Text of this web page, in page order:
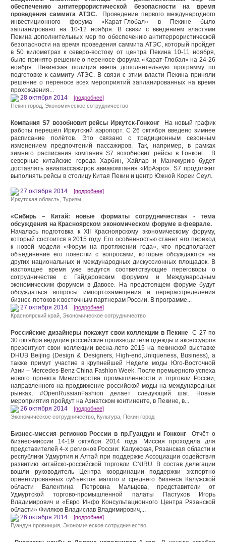
обеспечению антитеррористической безопасности на время
проведения саммита АТЭС.Проведение первого международного
инвестиционного форума «Карат-Глобал» в Пекине было
запланировано на 10-12 ноября. В связи с введением властями
Пекина дополнительных мер по обеспечению антитеррористической
безопасности на время проведения саммита АТЭС, который пройдет
в 50 километрах к северо-востоку от центра Пекина 10-11 ноября,
было принято решение о переносе форума «Карат-Глобал» на 24-26
ноября. Пекинская полиция ввела дополнительную программу по
подготовке к саммиту АТЭС. В связи с этим власти Пекина приняли
решение о переносе всех мероприятий запланированных на время
прохождения...
28 октября 2014 [подробнее]
Пекин город Экономическое сотрудничество
Компания S7 возобновит рейсы Иркутск-Гонконг На новый график
работы перешёл Иркутский аэропорт. С 26 октября введено зимнее
расписание полётов. Это связано с традиционным сезонным
изменением предпочтений пассажиров. Так, например, в рамках
зимнего расписания компания S7 возобновит рейсы в Гонконг. В
северные китайские города Харбин, Хайлар и Манчжурию будет
доставлять авиапассажиров авиакомпания «ИрАэро». S7 продолжит
выполнять рейсы в столицу Китая Пекин и центр Южной Кореи Сеул.
27 октября 2014 [подробнее]
Иркутская область Туризм
«Сибирь – Китай: новые форматы сотрудничества» - тема
обсуждения на Красноярском экономическом форуме в феврале.
Началась подготовка к XII Красноярскому экономическому форуму,
который состоится в 2015 году. Его особенностью станет его переход
к новой модели «Форум на протяжении года», что предполагает
объединение его повестки с вопросами, которые обсуждаются на
других национальных и международных дискуссионных площадок. В
настоящее время уже ведутся соответствующие переговоры о
сотрудничестве с Гайдаровским форумом и Международным
экономическим форумом в Давосе. На предстоящем форуме будут
обсуждаться вопросы импортозамещения и перераспределения
бизнес-потоков к восточным партнерам России. В программе...
27 октября 2014 [подробнее]
Красноярский край Экономическое сотрудничество
Российские дизайнеры покажут свои коллекции в ПекинеС 27 по
30 октября ведущие российские производители одежды и аксессуаров
презентуют свои коллекции весна-лето 2015 на пекинской выставке
DHUB Beijing (Design & Designers, High-end,Uniqueness, Business), а
также примут участие в крупнейшей Неделе моды Юго-Восточной
Азии – Mercedes-Benz China Fashion Week. После премьерного успеха
нового проекта Министерства промышленности и торговли России,
направленного на продвижение российской моды на международных
рынках, #OpenRussianFashion делает следующий шаг. Новые
мероприятия пройдут на Азиатском континенте, в Пекине, в...
26 октября 2014 [подробнее]
Экономическое сотрудничество Культура Пекин город
Бизнес-миссия регионов России в пр.Гуандун и Гонконг Отчёт о
бизнес-миссии 14-19 октября 2014 года. Миссия проходила для
представителей 4-х регионов России: Калужская, Рязанская области и
республики Удмуртия и Алтай при поддержке Ассоциации содействия
развитию китайско-российской торговли CNIRU. В состав делегации
вошли руководитель Центра координации поддержки экспортно
ориентированных субъектов малого и среднего бизнеса Калужской
области Валентина Петровна Мальцева, представители от
Удмуртской торгово-промышленной палаты Пастухов Игорь
Владимирович и «Евро Инфо Консультационного Центра Рязанской
области» Филяков Владислав Владимирович,...
26 октября 2014 [подробнее]
Гуандун провинция Экономическое сотрудничество